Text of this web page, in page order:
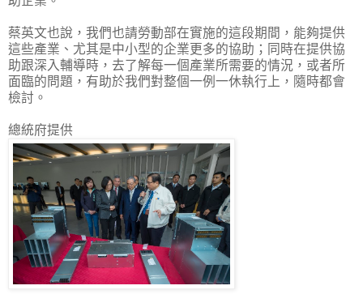
蔡英文也說，我們也請勞動部在實施的這段期間，能夠提供
這些產業、尤其是中小型的企業更多的協助；同時在提供協
助跟深入輔導時，去了解每一個產業所需要的情況，或者所
面臨的問題，有助於我們對整個一例一休執行上，隨時都會
檢討。
總統府提供